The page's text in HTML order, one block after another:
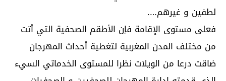
لطفين و غيرهم….
فعلى مستوى الإقامة فإن الأطقم الصحفية التي أتت
من مختلف المدن المغربية لتغطية أحداث المهرجان
ضاقت درعا من الويلات نظرا للمستوى الخدماتي السيء